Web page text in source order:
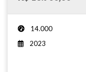
14.000
2023